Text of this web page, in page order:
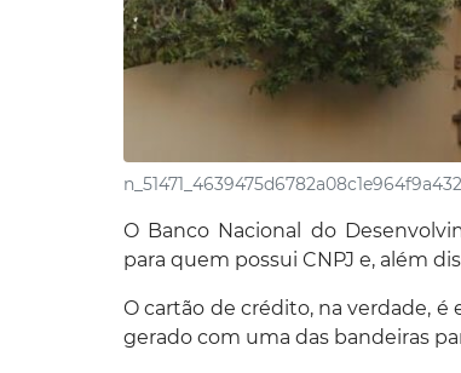
O Banco Nacional do
para quem possui CNPJ e, além
O cartão de crédito, na verdade,
gerado com uma das bandeiras